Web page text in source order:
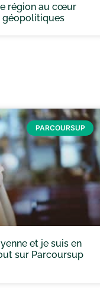
région au cœur
géopolitiques
PARCOURSUP
et je suis en
sur Parcoursup